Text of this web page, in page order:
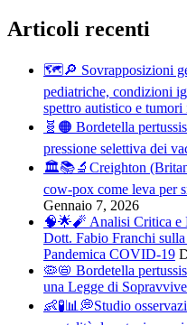
Articoli recenti
🗺️🔎 Sovrapposizioni
pediatriche, condizioni
spettro autistico e
🧬🟠 Bordetella
pressione selettiva dei
🏛️📚🔬Creighton
cow-pox come leva per
Gennaio 7, 2026
🧠🌟🧨 Analisi Critica e
Dott. Fabio Franchi
Pandemica COVID-19
🦠📛 Bordetella
una Legge di
👶🧪📊💭Studio